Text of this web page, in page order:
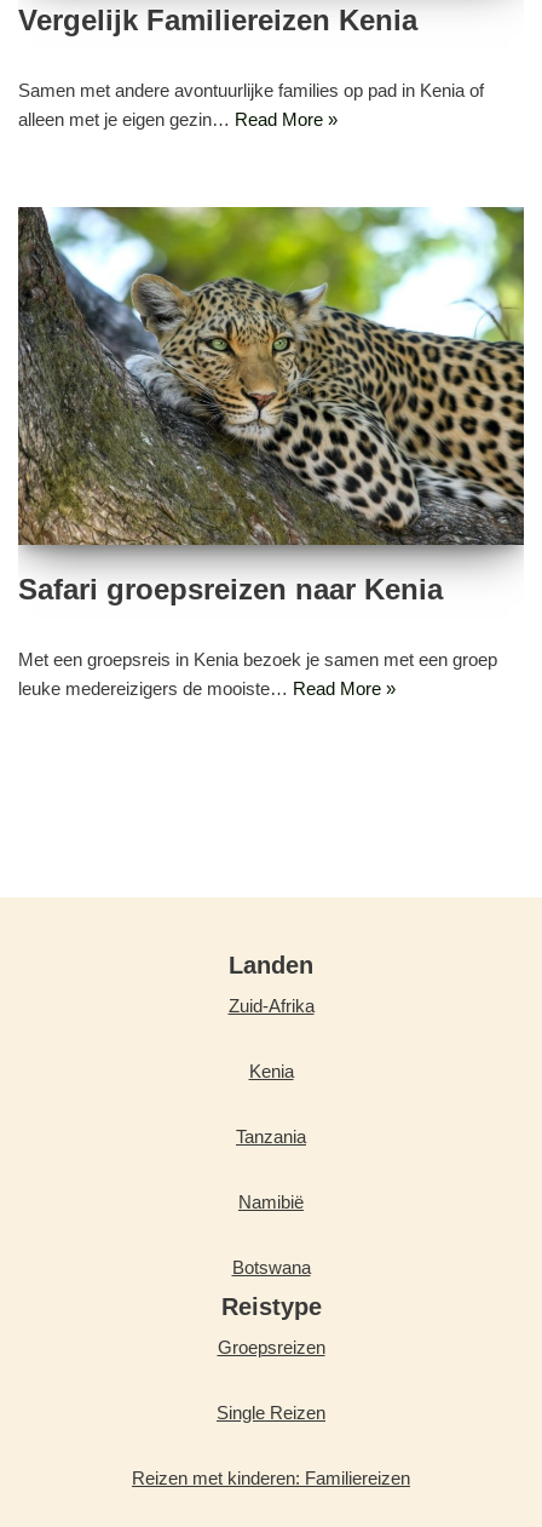
Vergelijk Familiereizen Kenia
Samen met andere avontuurlijke families op pad in Kenia of
alleen met je eigen gezin… Read More »
Safari groepsreizen naar Kenia
Met een groepsreis in Kenia bezoek je samen met een groep
leuke medereizigers de mooiste… Read More »
Landen
Zuid-Afrika
Kenia
Tanzania
Namibië
Botswana
Reistype
Groepsreizen
Single Reizen
Reizen met kinderen: Familiereizen